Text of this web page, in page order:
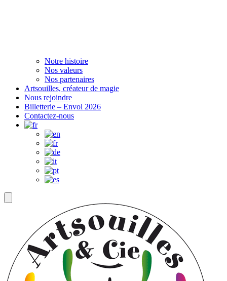
Notre histoire
Nos valeurs
Nos partenaires
Artsouilles, créateur de magie
Nous rejoindre
Billetterie – Envol 2026
Contactez-nous